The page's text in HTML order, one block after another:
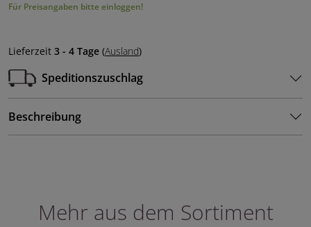
Für Preisangaben bitte einloggen!
Lieferzeit 3 - 4 Tage (Ausland)
Speditionszuschlag
Beschreibung
Mehr aus dem Sortiment